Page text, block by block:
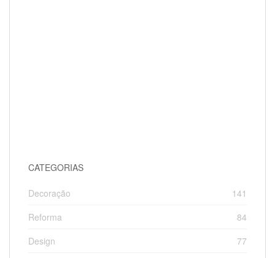
CATEGORIAS
Decoração
141
Reforma
84
Design
77